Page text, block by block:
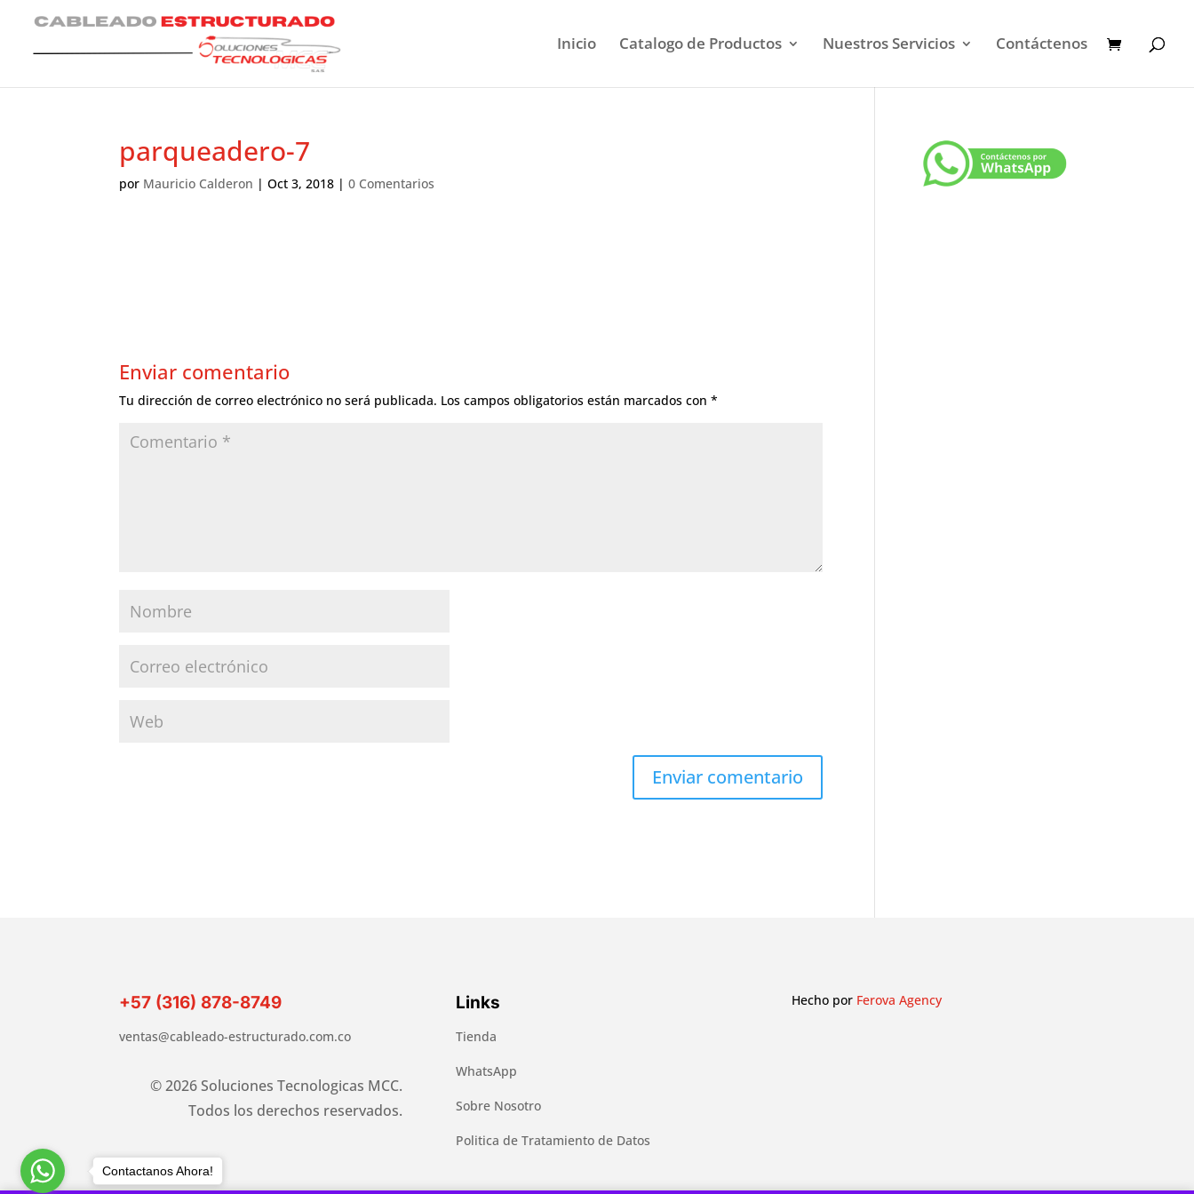
Inicio Catalogo de Productos Nuestros Servicios Contáctenos
parqueadero-7
por Mauricio Calderon |Oct 3, 2018 |0 Comentarios
Enviar comentario
Tu dirección de correo electrónico no será publicada. Los campos obligatorios están marcados con*
+57 (316) 878-8749
ventas@cableado-estructurado.com.co
© 2026 Soluciones Tecnologicas MCC.
Todos los derechos reservados.
Links
Tienda
WhatsApp
Sobre Nosotro
Politica de Tratamiento de Datos
Hecho por Ferova Agency
Contactanos Ahora!